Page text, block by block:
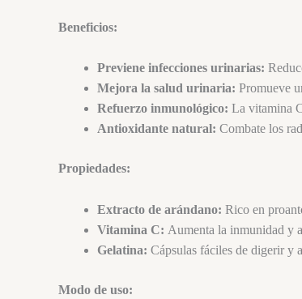
Beneficios:
Previene infecciones urinarias:
Mejora la salud urinaria: Promueve
Refuerzo inmunológico: La vitamina
Antioxidante natural: Combate los
Propiedades:
Extracto de arándano: Rico en
Vitamina C: Aumenta la inmunidad y
Gelatina: Cápsulas fáciles de digerir y
Modo de uso: